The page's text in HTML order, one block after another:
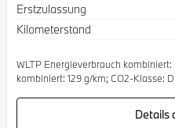
Erstzulassung
Kilometerstand
WLTP Energieverbrauch
kombiniert: 129 g/km; CO2-Klasse: D;
Details